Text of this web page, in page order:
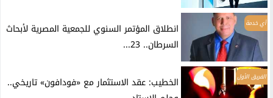
أي خدمة
انطلاق المؤتمر السنوي للجمعية المصرية لأبحاث
السرطان.. 23...
الفريق الأول
الخطيب: عقد الاستثمار مع «فودافون» تاريخي..